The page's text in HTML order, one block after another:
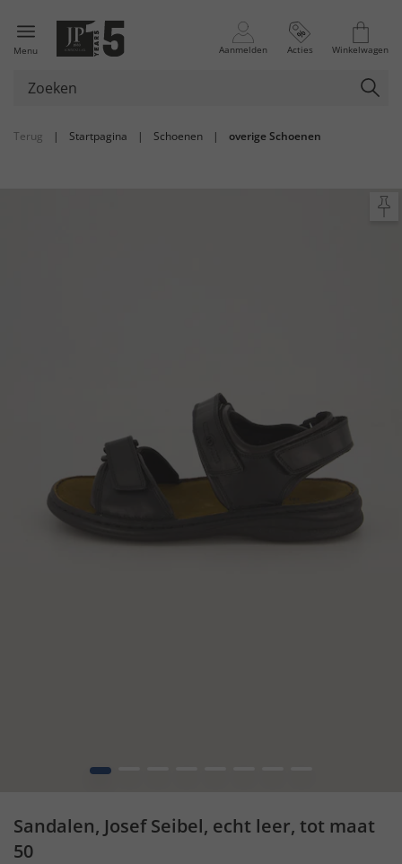
Menu Aanmelden Acties Winkelwagen
Terug | Startpagina | Schoenen | overige Schoenen
1
Sandalen, Josef Seibel, echt leer, tot maat
50